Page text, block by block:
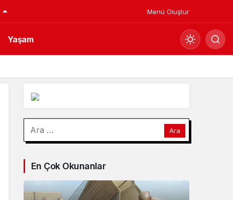
Menü Oluştur
Yaşam
Mod
değiştir
Gece modunu seçin.
Sistem Modu
En Çok Okunanlar